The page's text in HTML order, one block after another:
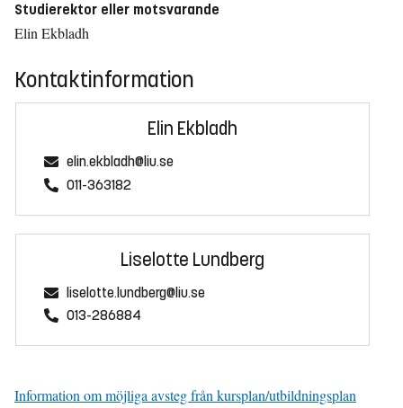
Studierektor eller motsvarande
Elin Ekbladh
Kontaktinformation
Elin Ekbladh
elin.ekbladh@liu.se
011-363182
Liselotte Lundberg
liselotte.lundberg@liu.se
013-286884
Information om möjliga avsteg från kursplan/utbildningsplan